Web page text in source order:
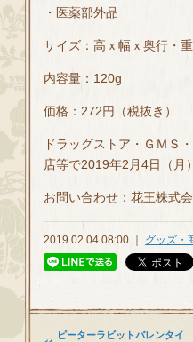
・医薬部外品
サイズ：高ｘ幅ｘ奥行・
内容量：120g
価格：272円（税抜き）
ドラッグストア・ＧＭＳ
店等で2019年2月4日（月
お問い合わせ：花王株式
2019.02.04 08:00 ｜ グッズ・
ピーターラビットバレンタイ